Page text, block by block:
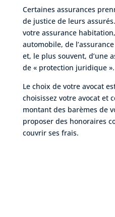
Certaines assurances
de justice de leurs
votre assurance
automobile, de
et, le plus souvent, d’une
de « protection juridique ».
Le choix de votre avocat
choisissez votre avocat et
montant des barèmes de
proposer des honoraires
couvrir ses frais.